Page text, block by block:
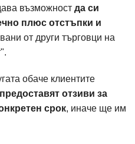
възможност да си
плюс отстъпки и
от други търговци на
обаче клиентите
отзиви за
срок, иначе ще им